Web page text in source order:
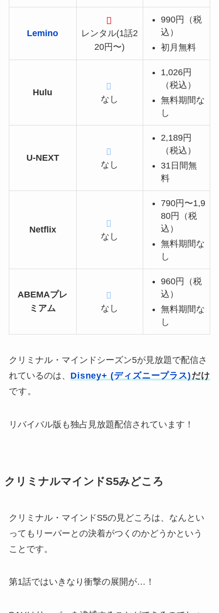
Lemino
レンタル(1話2
20円〜)
990円（税
込）
初月無料
Hulu
なし
1,026円
（税込）
無料期間な
し
U-NEXT
なし
2,189円
（税込）
31日間無
料
Netflix
なし
790円〜1,9
80円（税
込）
無料期間な
し
ABEMAプレ
ミアム
なし
960円（税
込）
無料期間な
し
クリミナル・マインドシーズン5が見放題で配信さ
れているのは、 Disney+ (ディズニープラス) だけ
です。
リバイバル版も独占見放題配信されています！
クリミナルマインドS5みどころ
クリミナル・マインドS5の見どころは、なんとい
ってもリーパーとの決着がつくのかどうかという
ことです。
第1話ではいきなり衝撃の展開が…！